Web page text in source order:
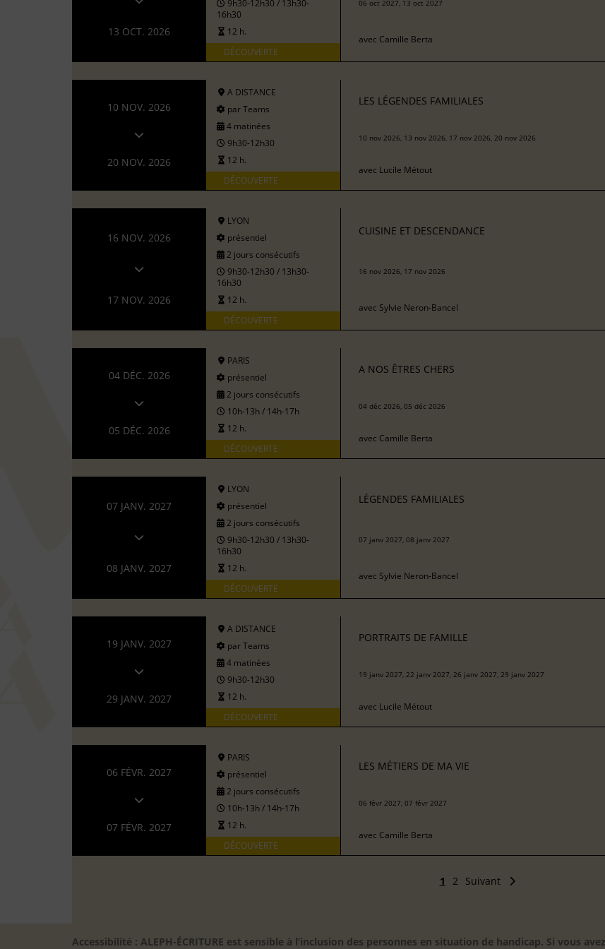
13 OCT. 2026
9h30-12h30 / 13h30-
16h30
12 h.
DÉCOUVERTE
06 oct 2027, 13 oct 2027
avec Camille Berta
10 NOV. 2026
20 NOV. 2026
A DISTANCE
par Teams
4 matinées
9h30-12h30
12 h.
DÉCOUVERTE
LES LÉGENDES FAMILIALES
10 nov 2026, 13 nov 2026, 17 nov 2026, 20 nov 2026
avec Lucile Métout
16 NOV. 2026
17 NOV. 2026
LYON
présentiel
2 jours consécutifs
9h30-12h30 / 13h30-
16h30
12 h.
DÉCOUVERTE
CUISINE ET DESCENDANCE
16 nov 2026, 17 nov 2026
avec Sylvie Neron-Bancel
04 DÉC. 2026
05 DÉC. 2026
PARIS
présentiel
2 jours consécutifs
10h-13h / 14h-17h
12 h.
DÉCOUVERTE
A NOS ÊTRES CHERS
04 déc 2026, 05 déc 2026
avec Camille Berta
07 JANV. 2027
08 JANV. 2027
LYON
présentiel
2 jours consécutifs
9h30-12h30 / 13h30-
16h30
12 h.
DÉCOUVERTE
LÉGENDES FAMILIALES
07 janv 2027, 08 janv 2027
avec Sylvie Neron-Bancel
19 JANV. 2027
29 JANV. 2027
A DISTANCE
par Teams
4 matinées
9h30-12h30
12 h.
DÉCOUVERTE
PORTRAITS DE FAMILLE
19 janv 2027, 22 janv 2027, 26 janv 2027, 29 janv 2027
avec Lucile Métout
06 FÉVR. 2027
07 FÉVR. 2027
PARIS
présentiel
2 jours consécutifs
10h-13h / 14h-17h
12 h.
DÉCOUVERTE
LES MÉTIERS DE MA VIE
06 févr 2027, 07 févr 2027
avec Camille Berta
1 2 Suivant
Accessibilité : ALEPH-ÉCRITURE est sensible à l’inclusion des personnes en situation de handicap. Si vous